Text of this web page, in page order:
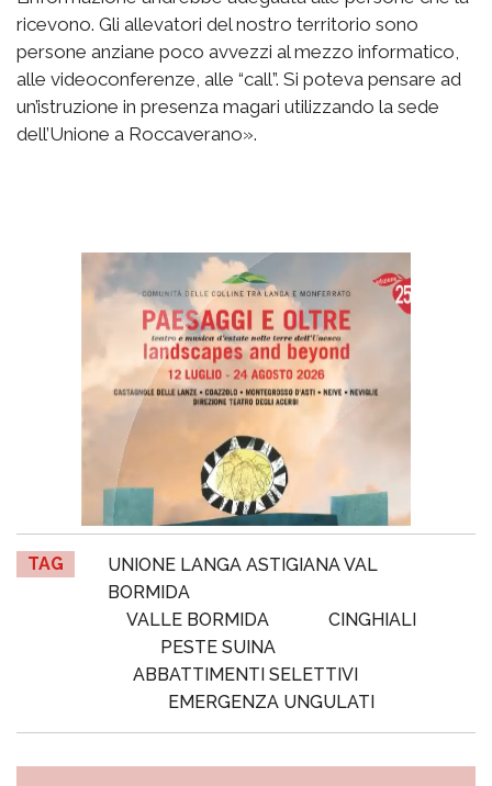
ricevono. Gli allevatori del nostro territorio sono
persone anziane poco avvezzi al mezzo informatico,
alle videoconferenze, alle “call”. Si poteva pensare ad
un’istruzione in presenza magari utilizzando la sede
dell’Unione a Roccaverano».
TAG
UNIONE LANGA ASTIGIANA VAL
BORMIDA
VALLE BORMIDA
CINGHIALI
PESTE SUINA
ABBATTIMENTI SELETTIVI
EMERGENZA UNGULATI